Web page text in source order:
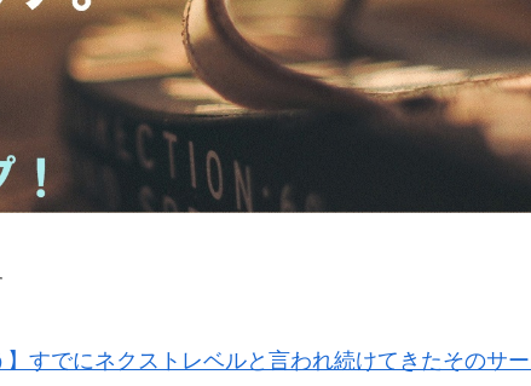
】すでにネクストレベルと言われ続けてきたそのサ